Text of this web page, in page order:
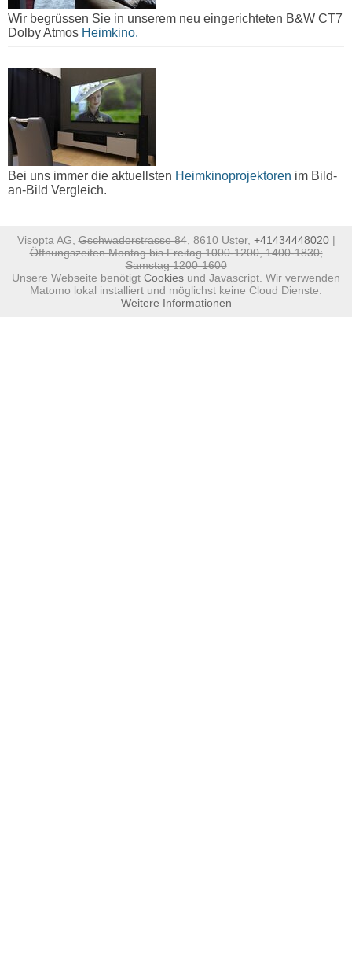
Wir begrüssen Sie in unserem neu eingerichteten B&W CT7
Dolby Atmos Heimkino.
Bei uns immer die aktuellsten Heimkinoprojektoren im Bild-
an-Bild Vergleich.
Visopta AG,Gschwaderstrasse 84, 8610 Uster, +41434448020|
Öffnungszeiten Montag bis Freitag 1000-1200, 1400-1830;
Samstag 1200-1600
Unsere Webseite benötigt Cookies und Javascript. Wir verwenden
Matomo lokal installiert und möglichst keine Cloud Dienste.
Weitere Informationen